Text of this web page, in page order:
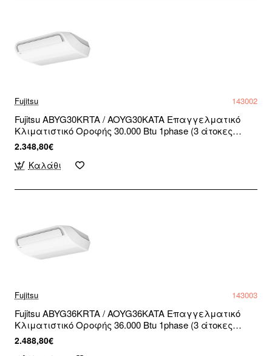
Fujitsu 143002
Fujitsu ABYG30KRTA / AOYG30KATA Επαγγελματικό
Κλιματιστικό Οροφής 30.000 Btu 1phase (3 άτοκες
δόσεις)
2.348,80€
Καλάθι
Fujitsu 143003
Fujitsu ABYG36KRTA / AOYG36KATA Επαγγελματικό
Κλιματιστικό Οροφής 36.000 Btu 1phase (3 άτοκες
δόσεις)
2.488,80€